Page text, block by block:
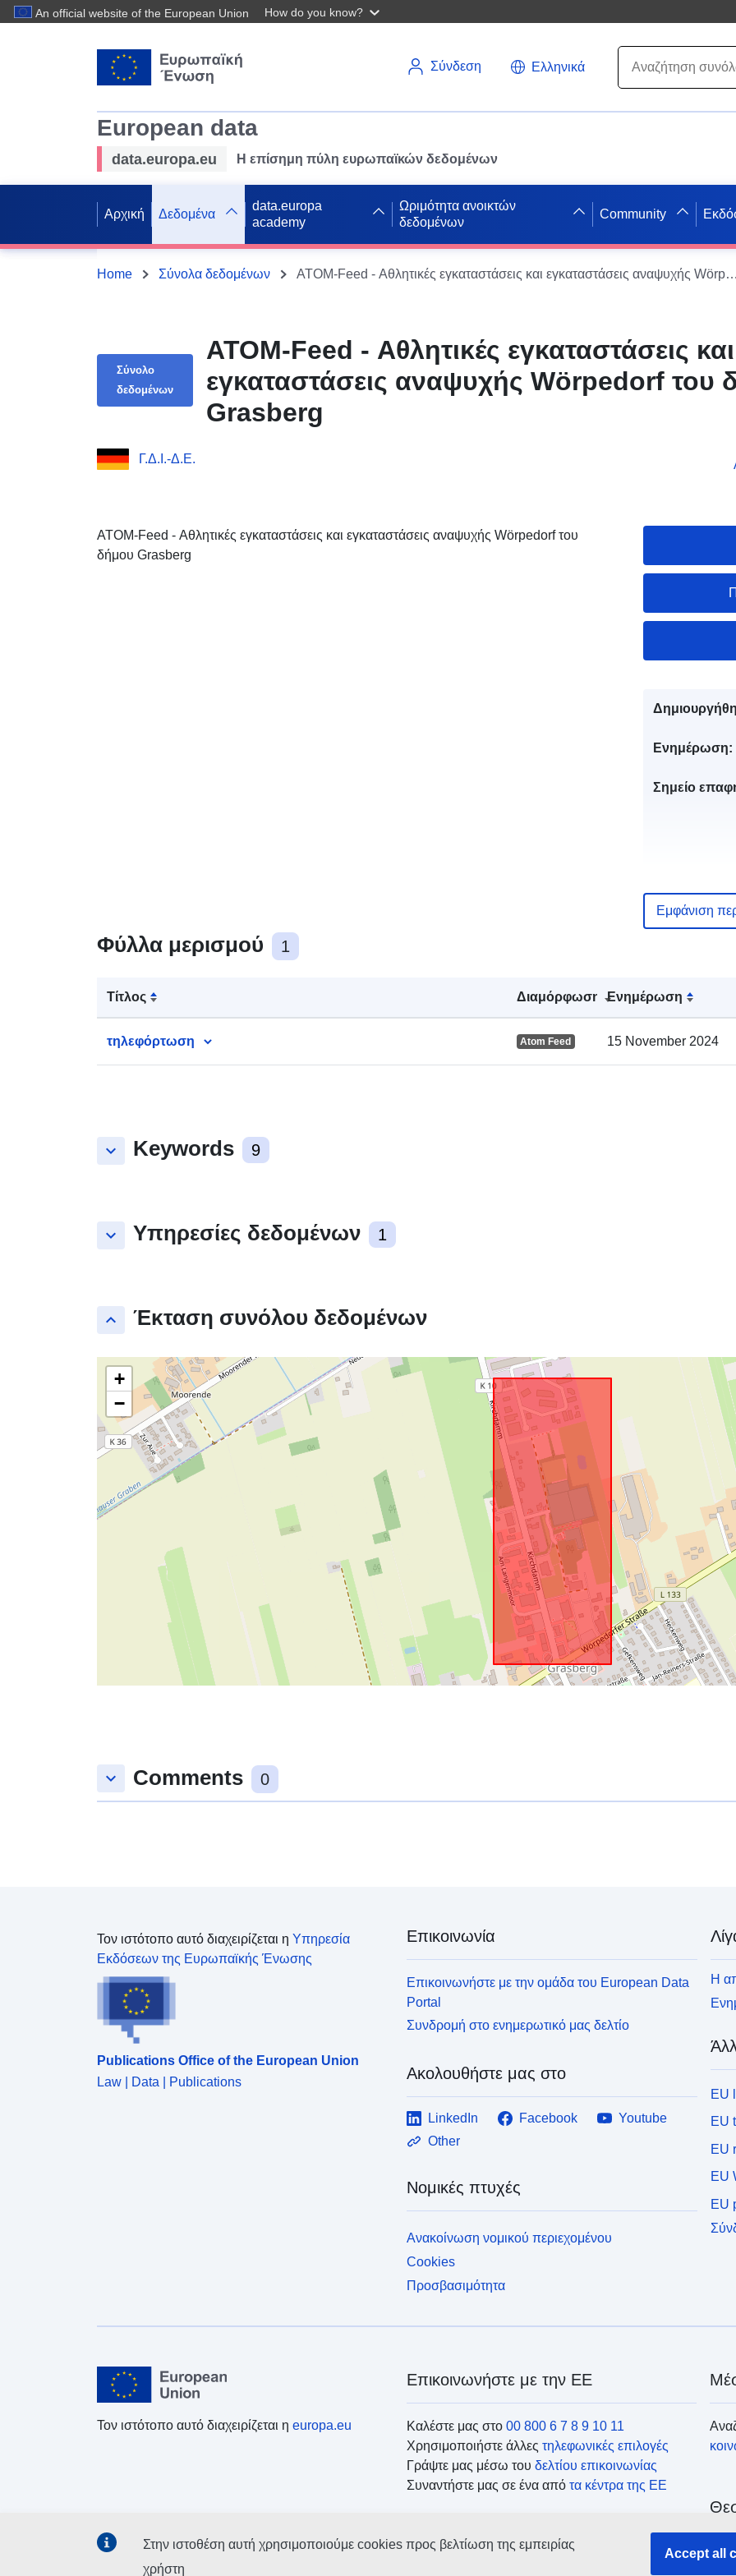
An official website of the European Union How do you know?
Σύνδεση Ελληνικά
European data
data.europa.eu Η επίσημη πύλη ευρωπαϊκών δεδομένων
Αρχική Δεδομένα
data.europa
academy
Ωριμότητα ανοικτών
δεδομένων
Community
Home Σύνολα δεδομένων ATOM-Feed - Αθλητικές εγκαταστάσεις και εγκαταστάσεις αναψυχής Wörpedorf του δήμου Grasberg
Σύνολο
δεδομένων
ATOM-Feed - Αθλητικές εγκαταστάσεις και
εγκαταστάσεις αναψυχής Wörpedorf του
Grasberg
Γ.Δ.Ι.-Δ.Ε.
ATOM-Feed - Αθλητικές εγκαταστάσεις και εγκαταστάσεις αναψυχής Wörpedorf του
δήμου Grasberg
Φύλλα μερισμού 1
Τίτλος Διαμόρφωση Ενημέρωση
τηλεφόρτωση Atom Feed 15 November 2024
keyboard_arrow_down Keywords 9
keyboard_arrow_down Υπηρεσίες δεδομένων 1
keyboard_arrow_up Έκταση συνόλου δεδομένων
+
−
Ενημέρωση:
Σημείο
Αρχείο
Συμμόρφωση
Εμφάνιση
keyboard_arrow_down Comments 0
Τον ιστότοπο αυτό διαχειρίζεται η Υπηρεσία
Εκδόσεων της Ευρωπαϊκής Ένωσης
Publications Office of the European Union
Law | Data | Publications
Επικοινωνία
Επικοινωνήστε με την ομάδα του European Data
Portal
Συνδρομή στο ενημερωτικό μας δελτίο
Ακολουθήστε μας στο
LinkedIn Facebook
Youtube
Other
Νομικές πτυχές
Ανακοίνωση νομικού περιεχομένου
Cookies
Προσβασιμότητα
Η
EU
EU
EU
EU
EU
Τον ιστότοπο αυτό διαχειρίζεται η europa.eu
Επικοινωνήστε με την ΕΕ
Καλέστε μας στο 00 800 6 7 8 9 10 11
Χρησιμοποιήστε άλλες τηλεφωνικές επιλογές
Γράψτε μας μέσω του δελτίου επικοινωνίας
Συναντήστε μας σε ένα από τα κέντρα της ΕΕ
Στην ιστοθέση αυτή χρησιμοποιούμε cookies προς βελτίωση της εμπειρίας
χρήστη
Accept all